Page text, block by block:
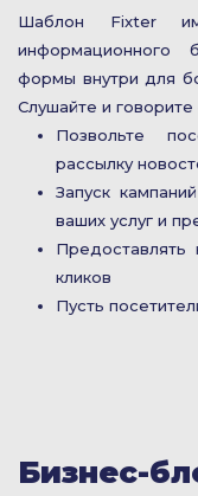
Шаблон Fixter
информационного
формы внутри для
Слушайте и говорите
Позвольте
рассылку
Запуск
ваших услуг и
Предоставлять
кликов
Пусть
Бизнес-